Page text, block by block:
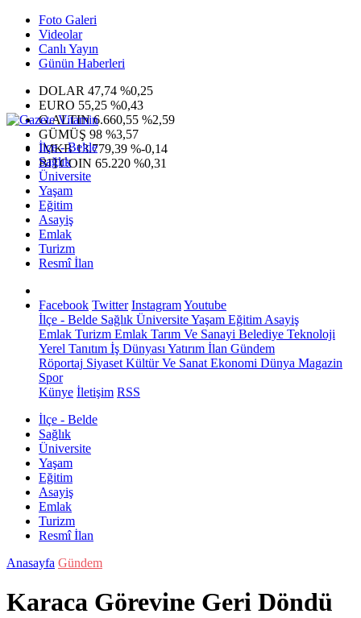
Foto Galeri
Videolar
Canlı Yayın
Günün Haberleri
DOLAR 47,74 %0,25
EURO 55,25 %0,43
G.ALTIN6.660,55 %2,59
GÜMÜŞ 98 %3,57
IMKB13.779,39 %-0,14
BITCOIN 65.220 %0,31
İlçe - Belde
Sağlık
Üniversite
Yaşam
Eğitim
Asayiş
Emlak
Turizm
Resmî İlan
Facebook Twitter InstagramYoutube
İlçe - Belde Sağlık ÜniversiteYaşam Eğitim Asayiş
Emlak Turizm Emlak Tarım Ve Sanayi Belediye Teknoloji
Yerel Tanıtım İş Dünyası Yatırım İlan Gündem
Röportaj Siyaset Kültür Ve Sanat Ekonomi Dünya Magazin
Spor
Künye İletişim RSS
İlçe - Belde
Sağlık
Üniversite
Yaşam
Eğitim
Asayiş
Emlak
Turizm
Resmî İlan
Anasayfa Gündem
Karaca Görevine Geri Döndü